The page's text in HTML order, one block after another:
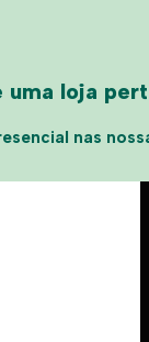
uma loja
nas